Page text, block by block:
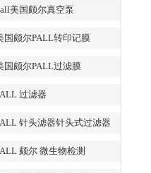
美国颇尔真空泵
国颇尔PALL转印记膜
国颇尔PALL过滤膜
过滤器
针头滤器针头式过滤器
颇尔 微生物检测